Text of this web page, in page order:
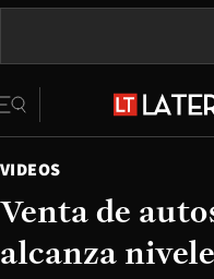
VIDEOS
Venta de
alcanza